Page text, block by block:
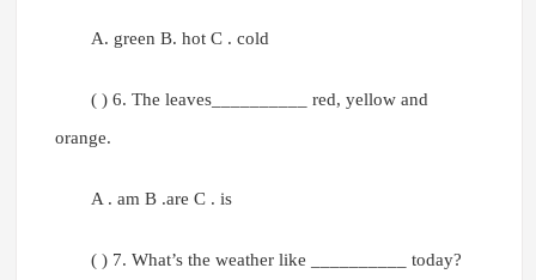
A. green B. hot C . cold
( ) 6. The leaves__________ red, yellow and
orange.
A . am B .are C . is
( ) 7. What’s the weather like __________ today?